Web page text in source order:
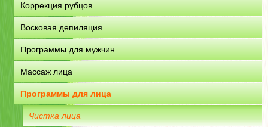
Коррекция рубцов
Восковая депиляция
Программы для мужчин
Массаж лица
Программы для лица
Чистка лица